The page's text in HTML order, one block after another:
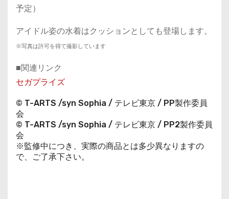
予定）
アイドル姿の水着はクッションとしても登場します。
※写真は許可を得て撮影しています
■関連リンク
セガプライズ
© T-ARTS /syn Sophia / テレビ東京 / PP製作委員
会
© T-ARTS /syn Sophia / テレビ東京 / PP2製作委員
会
※監修中につき、実際の商品とは多少異なりますの
で、ご了承下さい。